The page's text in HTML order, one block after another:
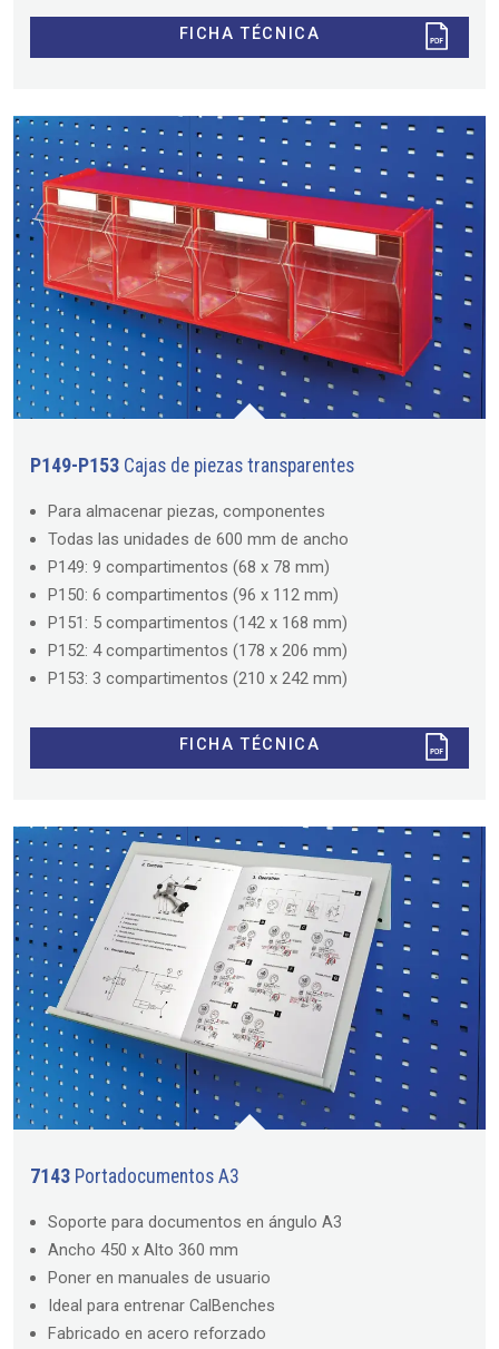
FICHA TÉCNICA
P149-P153 Cajas de piezas transparentes
Para almacenar piezas, componentes
Todas las unidades de 600 mm de ancho
P149: 9 compartimentos (68 x 78 mm)
P150: 6 compartimentos (96 x 112 mm)
P151: 5 compartimentos (142 x 168 mm)
P152: 4 compartimentos (178 x 206 mm)
P153: 3 compartimentos (210 x 242 mm)
FICHA TÉCNICA
7143 Portadocumentos A3
Soporte para documentos en ángulo A3
Ancho 450 x Alto 360 mm
Poner en manuales de usuario
Ideal para entrenar CalBenches
Fabricado en acero reforzado